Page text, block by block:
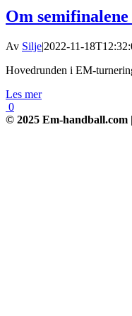
Om
Av Silje|2022-11-
Hovedrunden i EM-
Les mer
0
© 2025 Em-handball.com